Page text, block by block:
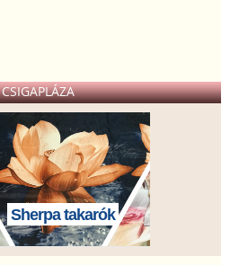
CSIGAPLÁZA
Sherpa takarók